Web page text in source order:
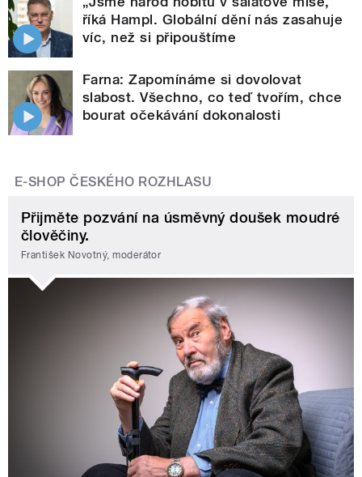
říká Hampl. Globální dění nás zasahuje
víc, než si připouštíme
Farna: Zapomínáme si dovolovat
slabost. Všechno, co teď tvořím, chce
bourat očekávání dokonalosti
E-SHOP ČESKÉHO ROZHLASU
Přijměte pozvání na úsměvný doušek moudré
člověčiny.
František Novotný, moderátor